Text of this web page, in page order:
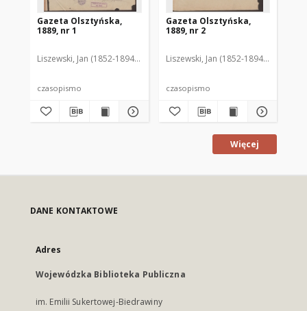
Gazeta Olsztyńska,
1889, nr 1
Liszewski, Jan (1852-1894). Red.
czasopismo
Gazeta Olsztyńska,
1889, nr 2
Liszewski, Jan (1852-1894). Red.
czasopismo
Więcej
DANE KONTAKTOWE
Adres
Wojewódzka Biblioteka Publiczna
im. Emilii Sukertowej-Biedrawiny